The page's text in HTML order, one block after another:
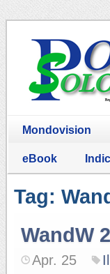
Mondovision
eBook
Tag:
WandW
Apr. 25